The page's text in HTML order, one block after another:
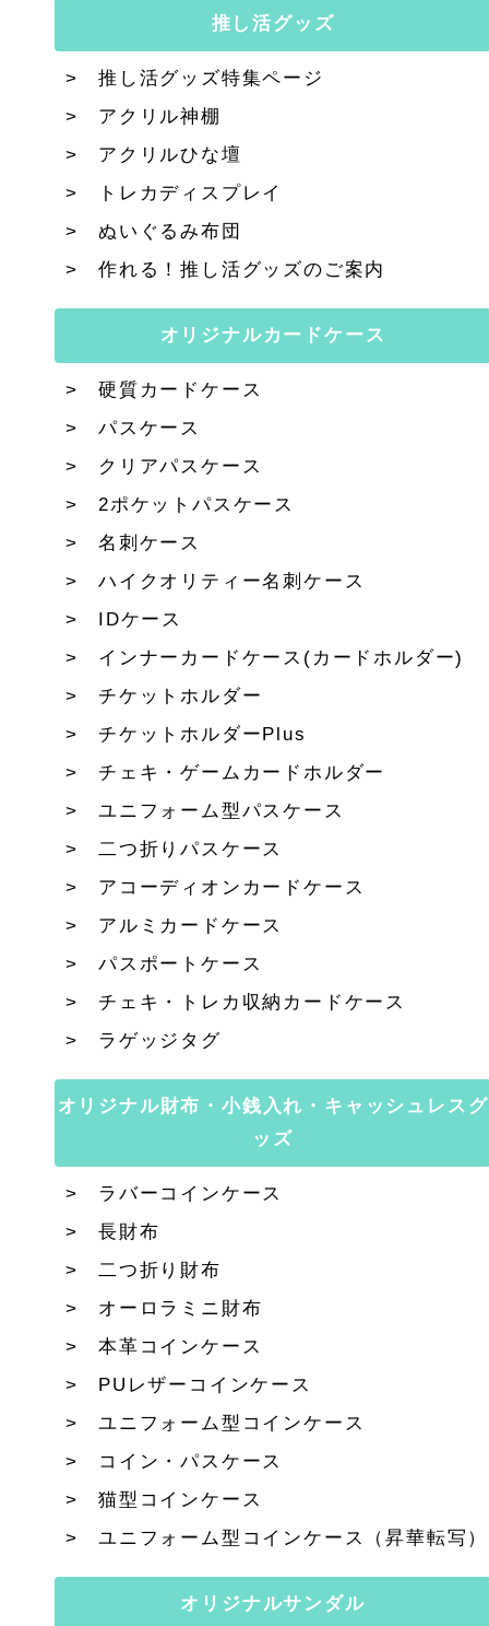
推し活グッズ
推し活グッズ特集ページ
アクリル神棚
アクリルひな壇
トレカディスプレイ
ぬいぐるみ布団
作れる！推し活グッズのご案内
オリジナルカードケース
硬質カードケース
パスケース
クリアパスケース
2ポケットパスケース
名刺ケース
ハイクオリティー名刺ケース
IDケース
インナーカードケース(カードホルダー)
チケットホルダー
チケットホルダーPlus
チェキ・ゲームカードホルダー
ユニフォーム型パスケース
二つ折りパスケース
アコーディオンカードケース
アルミカードケース
パスポートケース
チェキ・トレカ収納カードケース
ラゲッジタグ
オリジナル財布・小銭入れ・キャッシュレスグ
ッズ
ラバーコインケース
長財布
二つ折り財布
オーロラミニ財布
本革コインケース
PUレザーコインケース
ユニフォーム型コインケース
コイン・パスケース
猫型コインケース
ユニフォーム型コインケース（昇華転写）
オリジナルサンダル